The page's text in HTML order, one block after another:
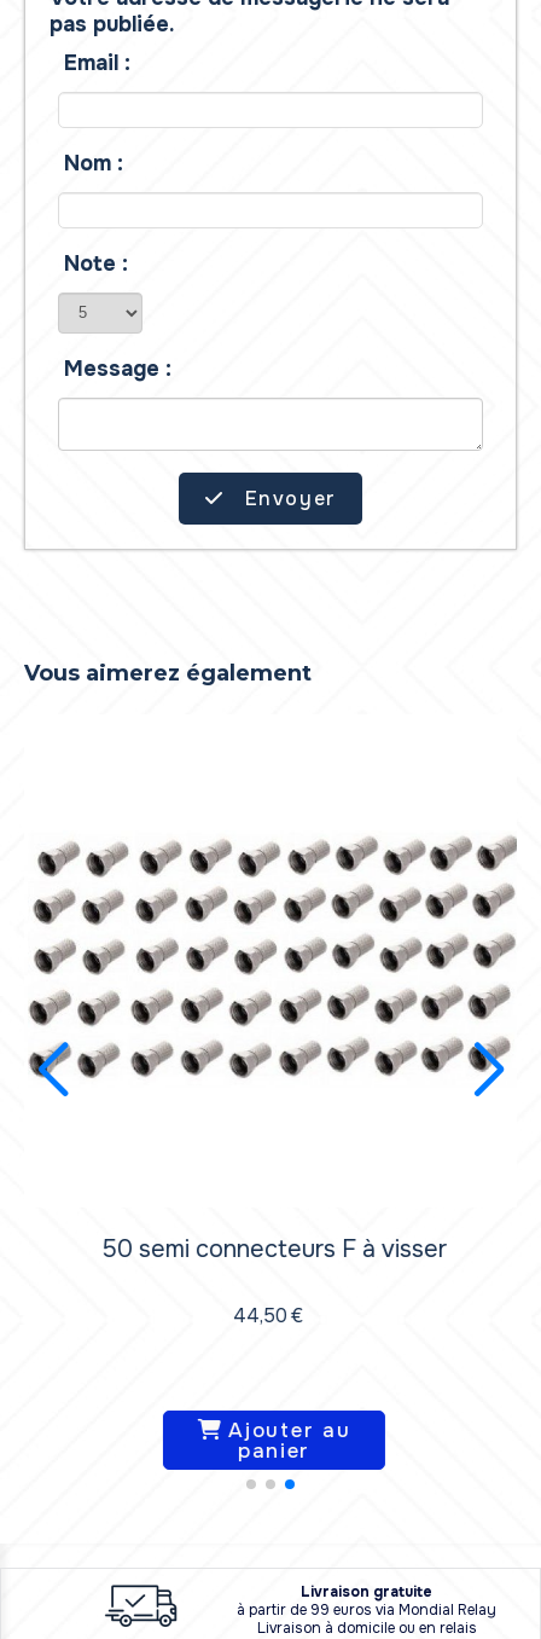
pas publiée.
Email :
Nom :
Note :
Message :
Envoyer
Vous aimerez également
10 semi connecteurs F à visser
Ajouter au
Livraison gratuite
à partir de 99 euros via Mondial Relay
Livraison à domicile ou en relais